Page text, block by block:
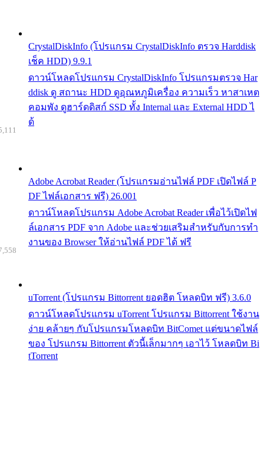
CrystalDiskInfo (โปรแกรม CrystalDiskInfo ตรวจ Harddisk
เช็ค HDD) 9.9.1
ดาวน์โหลดโปรแกรม CrystalDiskInfo โปรแกรมตรวจ Har
ddisk ดู สถานะ HDD ดูอุณหภูมิเครื่อง ความเร็ว หาสาเหต
คอมพัง ดูฮาร์ดดิสก์ SSD ทั้ง Internal และ External HDD ไ
ด้
Adobe Acrobat Reader (โปรแกรมอ่านไฟล์ PDF เปิดไฟล์ P
DF ไฟล์เอกสาร ฟรี) 26.001
ดาวน์โหลดโปรแกรม Adobe Acrobat Reader เพื่อไว้เปิดไฟ
ล์เอกสาร PDF จาก Adobe และช่วยเสริมสำหรับกับการทำ
งานของ Browser ให้อ่านไฟล์ PDF ได้ ฟรี
uTorrent (โปรแกรม Bittorrent ยอดฮิต โหลดบิท ฟรี) 3.6.0
ดาวน์โหลดโปรแกรม uTorrent โปรแกรม Bittorrent ใช้งาน
ง่าย คล้ายๆ กับโปรแกรมโหลดบิท BitComet แต่ขนาดไฟล์
ของ โปรแกรม Bittorrent ตัวนี้เล็กมากๆ เอาไว้ โหลดบิท Bi
tTorrent